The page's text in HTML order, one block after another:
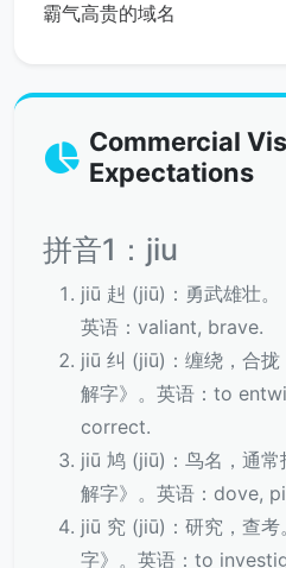
霸气高贵的域名
Commercial
Expectations
拼音1：jiu
jiū 赳 (jiū)：勇武雄壮。
英语：valiant, brave.
jiū 纠 (jiū)：缠绕，合
解字》。英语：to
correct.
jiū 鸠 (jiū)：鸟名，通
解字》。英语：dove,
jiū 究 (jiū)：研究，查
字》。英语：to